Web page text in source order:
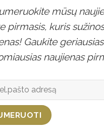
mūsų
pirmasis, kuris
Gaukite
naujienas